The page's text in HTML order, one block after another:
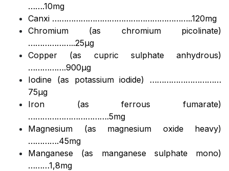
…….10mg
Canxi …………………………………………………..120mg
Chromium (as chromium picolinate)
………………..25µg
Copper (as cupric sulphate anhydrous)
…………….900µg
Iodine (as potassium iodide) …………………………
75µg
Iron (as ferrous fumarate)
…………………………….5mg
Magnesium (as magnesium oxide heavy)
………….45mg
Manganese (as manganese sulphate mono)
………1,8mg